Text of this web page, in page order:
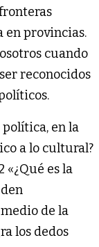
en provincias.
cuando
reconocidos
en la
a lo cultural?
«¿Qué es la
de la
los dedos